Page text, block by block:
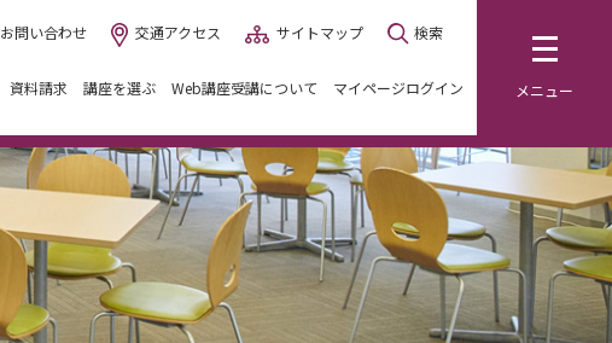
メニュー
検索
お問い合わせ 交通アクセス サイトマップ
資料請求 講座を選ぶ Web講座受講について マイページログイン